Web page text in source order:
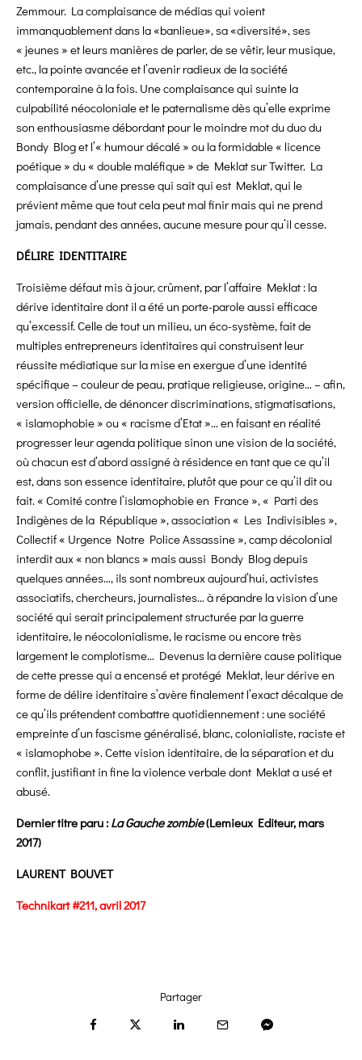
Zemmour. La complaisance de médias qui voient
immanquablement dans la «banlieue», sa «diversité», ses
« jeunes » et leurs manières de parler, de se vêtir, leur musique,
etc., la pointe avancée et l’avenir radieux de la société
contemporaine à la fois. Une complaisance qui suinte la
culpabilité néocoloniale et le paternalisme dès qu’elle exprime
son enthousiasme débordant pour le moindre mot du duo du
Bondy Blog et l’« humour décalé » ou la formidable « licence
poétique » du « double maléfique » de Meklat sur Twitter. La
complaisance d’une presse qui sait qui est Meklat, qui le
prévient même que tout cela peut mal finir mais qui ne prend
jamais, pendant des années, aucune mesure pour qu’il cesse.
DÉLIRE IDENTITAIRE
Troisième défaut mis à jour, crûment, par l’affaire Meklat : la
dérive identitaire dont il a été un porte-parole aussi efficace
qu’excessif. Celle de tout un milieu, un éco-système, fait de
multiples entrepreneurs identitaires qui construisent leur
réussite médiatique sur la mise en exergue d’une identité
spécifique – couleur de peau, pratique religieuse, origine… – afin,
version officielle, de dénoncer discriminations, stigmatisations,
« islamophobie » ou « racisme d’Etat »… en faisant en réalité
progresser leur agenda politique sinon une vision de la société,
où chacun est d’abord assigné à résidence en tant que ce qu’il
est, dans son essence identitaire, plutôt que pour ce qu’il dit ou
fait. « Comité contre l’islamophobie en France », « Parti des
Indigènes de la République », association « Les Indivisibles »,
Collectif « Urgence Notre Police Assassine », camp décolonial
interdit aux « non blancs » mais aussi Bondy Blog depuis
quelques années…, ils sont nombreux aujourd’hui, activistes
associatifs, chercheurs, journalistes… à répandre la vision d’une
société qui serait principalement structurée par la guerre
identitaire, le néocolonialisme, le racisme ou encore très
largement le complotisme… Devenus la dernière cause politique
de cette presse qui a encensé et protégé Meklat, leur dérive en
forme de délire identitaire s’avère finalement l’exact décalque de
ce qu’ils prétendent combattre quotidiennement : une société
empreinte d’un fascisme généralisé, blanc, colonialiste, raciste et
« islamophobe ». Cette vision identitaire, de la séparation et du
conflit, justifiant in fine la violence verbale dont Meklat a usé et
abusé.
Dernier titre paru : La Gauche zombie(Lemieux Editeur, mars
2017)
LAURENT BOUVET
Technikart #211, avril 2017
Partager